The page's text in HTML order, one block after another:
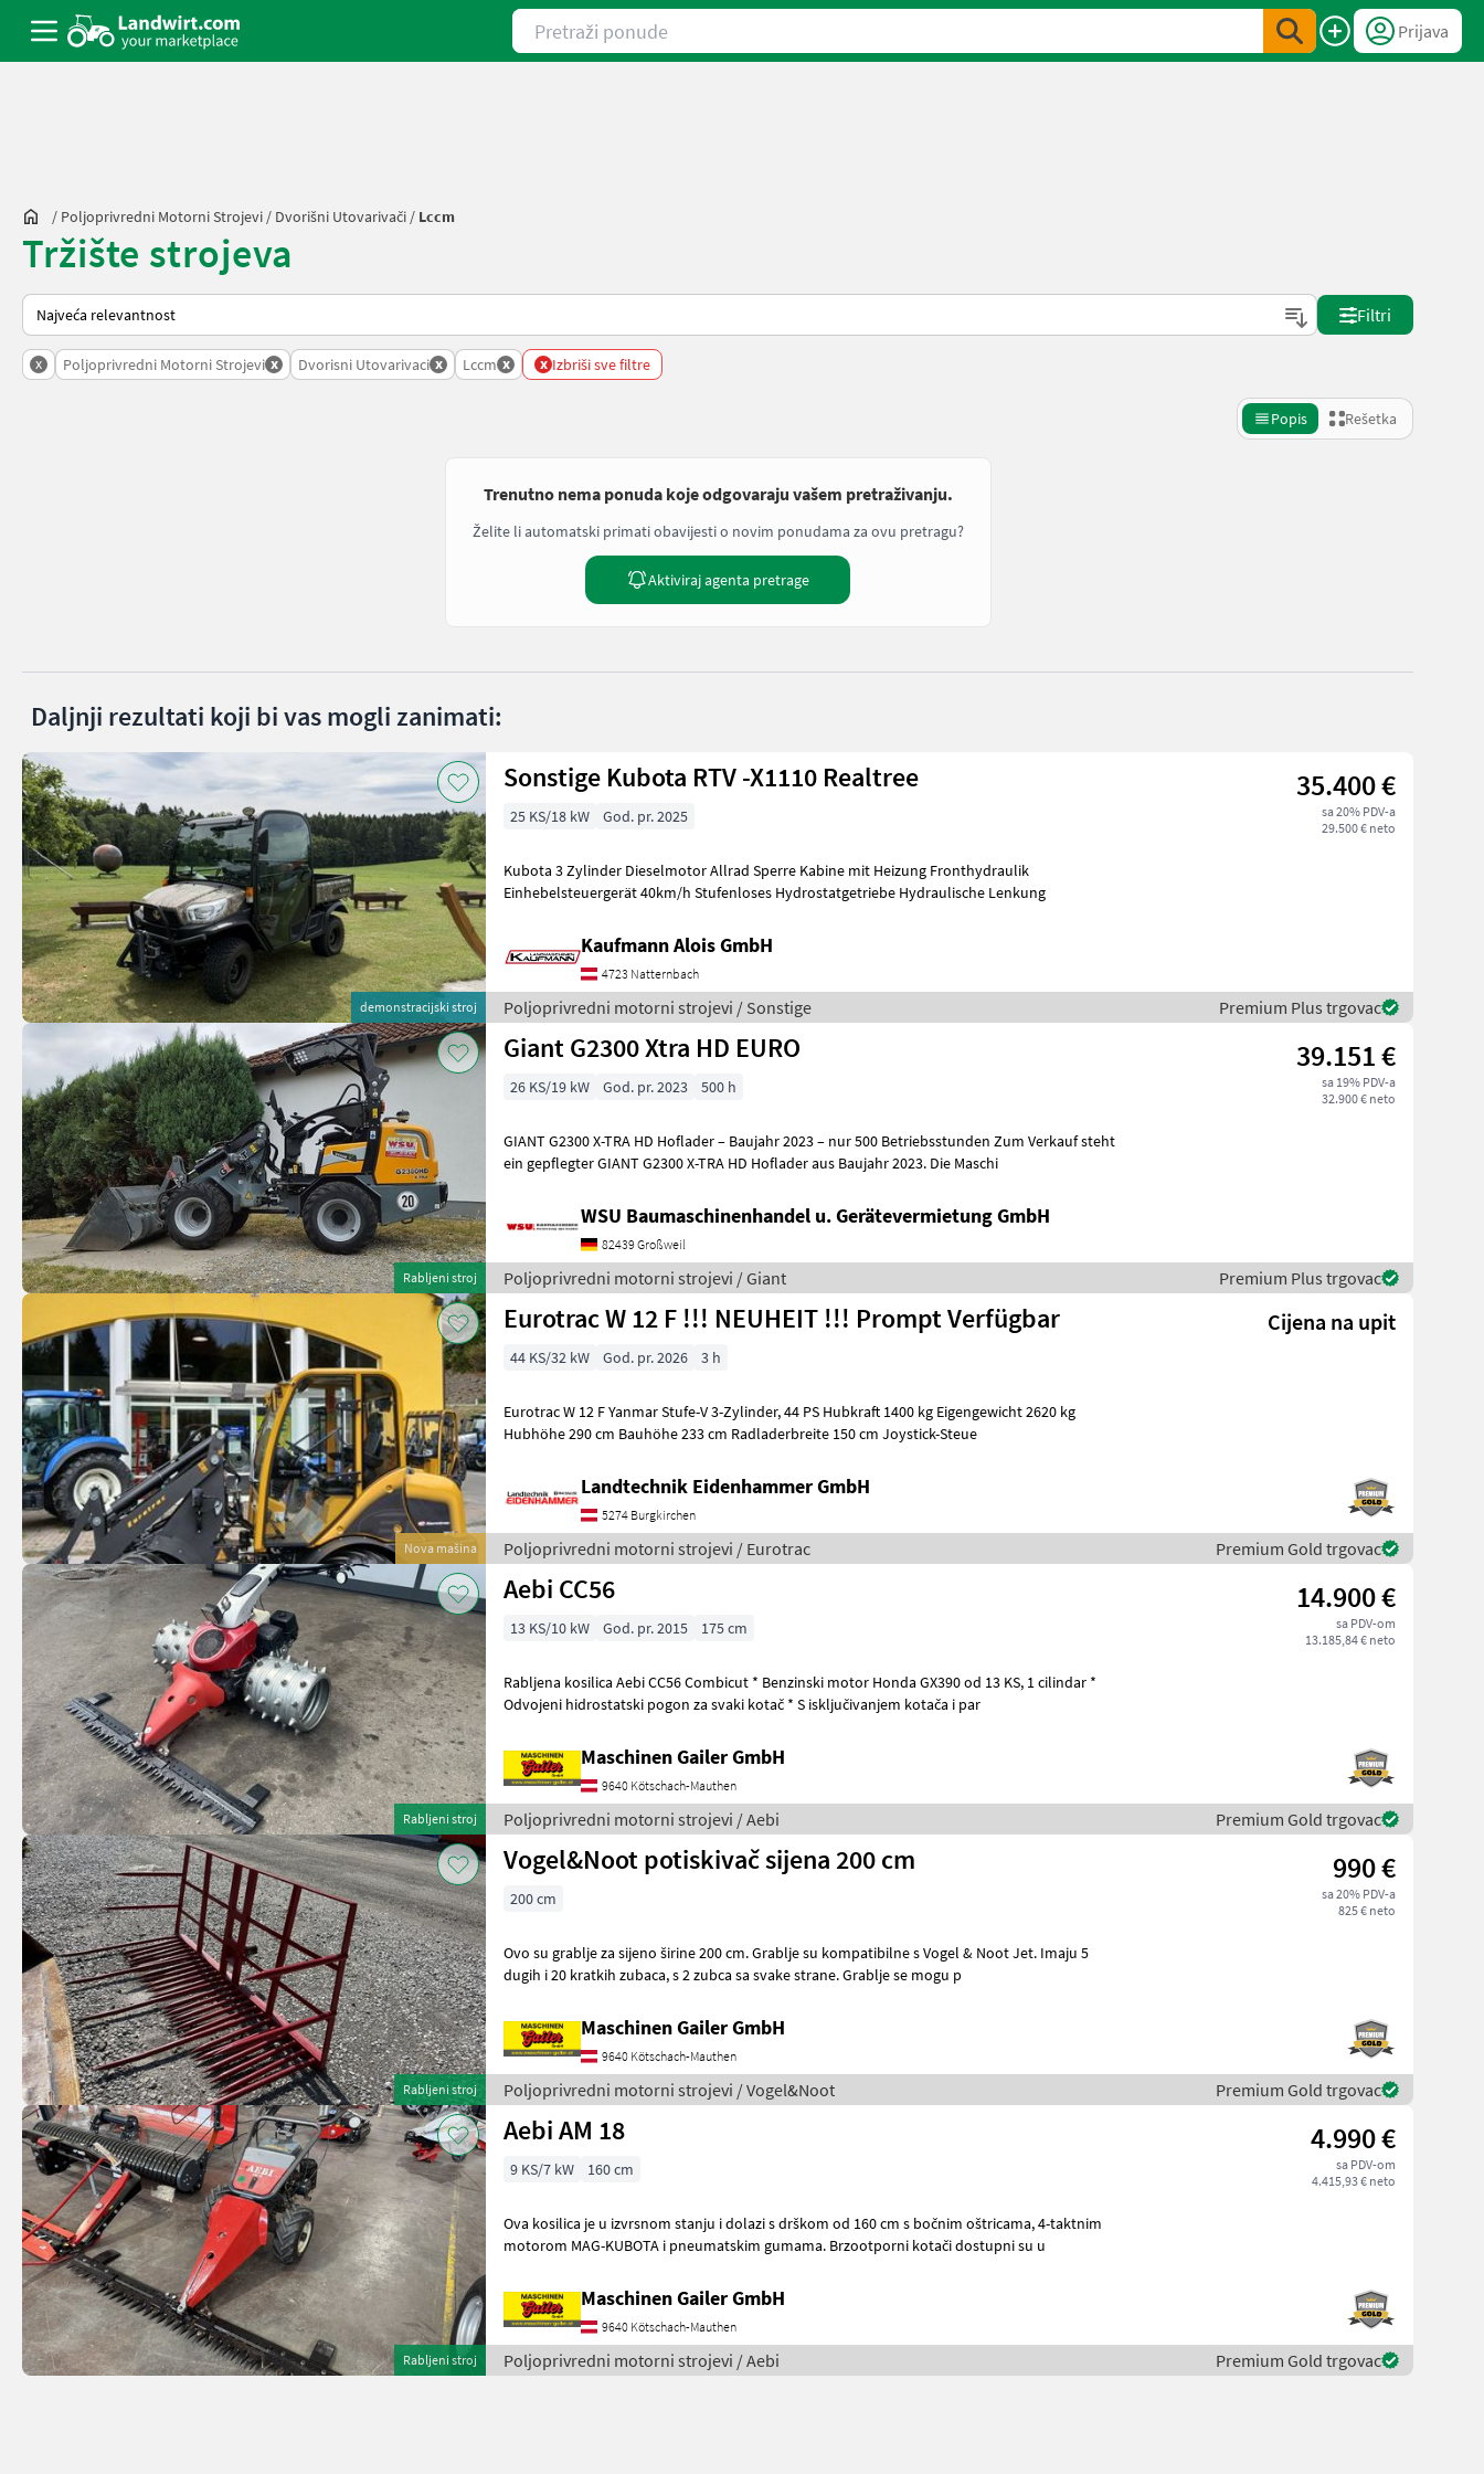
Pretraži ponude
Prijava
/ Poljoprivredni Motorni Strojevi / Dvorišni Utovarivači / Lccm
Tržište strojeva
Tako se sortira na Landwirt.com
Filtri
x Poljoprivredni Motorni Strojevi x Dvorisni Utovarivaci x Lccm x x Izbriši sve filtre
Popis Rešetka
Trenutno nema ponuda koje odgovaraju vašem pretraživanju.
Želite li automatski primati obavijesti o novim ponudama za ovu pretragu?
Aktiviraj agenta pretrage
Daljnji rezultati koji bi vas mogli zanimati:
demonstracijski stroj
Sonstige Kubota RTV -X1110 Realtree 35.400 €
sa 20% PDV-a
29.500 € neto
25 KS/18 kW God. pr. 2025
Kubota 3 Zylinder Dieselmotor Allrad Sperre Kabine mit Heizung Fronthydraulik
Einhebelsteuergerät 40km/h Stufenloses Hydrostatgetriebe Hydraulische Lenkung
Kaufmann Alois GmbH
4723 Natternbach
Poljoprivredni motorni strojevi / Sonstige Premium Plus trgovac
Rabljeni stroj
Giant G2300 Xtra HD EURO 39.151 €
sa 19% PDV-a
32.900 € neto
26 KS/19 kW God. pr. 2023 500 h
GIANT G2300 X-TRA HD Hoflader – Baujahr 2023 – nur 500 Betriebsstunden Zum Verkauf steht
ein gepflegter GIANT G2300 X-TRA HD Hoflader aus Baujahr 2023. Die Maschi
WSU Baumaschinenhandel u. Gerätevermietung GmbH
82439 Großweil
Poljoprivredni motorni strojevi / Giant Premium Plus trgovac
Nova mašina
Eurotrac W 12 F !!! NEUHEIT !!! Prompt Verfügbar Cijena na upit
44 KS/32 kW God. pr. 2026 3 h
Eurotrac W 12 F Yanmar Stufe-V 3-Zylinder, 44 PS Hubkraft 1400 kg Eigengewicht 2620 kg
Hubhöhe 290 cm Bauhöhe 233 cm Radladerbreite 150 cm Joystick-Steue
Landtechnik Eidenhammer GmbH
5274 Burgkirchen
Poljoprivredni motorni strojevi / Eurotrac Premium Gold trgovac
Rabljeni stroj
Aebi CC56 14.900 €
sa PDV-om
13.185,84 € neto
13 KS/10 kW God. pr. 2015 175 cm
Rabljena kosilica Aebi CC56 Combicut * Benzinski motor Honda GX390 od 13 KS, 1 cilindar *
Odvojeni hidrostatski pogon za svaki kotač * S isključivanjem kotača i par
Maschinen Gailer GmbH
9640 Kötschach-Mauthen
Poljoprivredni motorni strojevi / Aebi Premium Gold trgovac
Rabljeni stroj
Vogel&Noot potiskivač sijena 200 cm 990 €
sa 20% PDV-a
825 € neto
200 cm
Ovo su grablje za sijeno širine 200 cm. Grablje su kompatibilne s Vogel & Noot Jet. Imaju 5
dugih i 20 kratkih zubaca, s 2 zubca sa svake strane. Grablje se mogu p
Maschinen Gailer GmbH
9640 Kötschach-Mauthen
Poljoprivredni motorni strojevi / Vogel&Noot Premium Gold trgovac
Rabljeni stroj
Aebi AM 18 4.990 €
sa PDV-om
4.415,93 € neto
9 KS/7 kW 160 cm
Ova kosilica je u izvrsnom stanju i dolazi s drškom od 160 cm s bočnim oštricama, 4-taktnim
motorom MAG-KUBOTA i pneumatskim gumama. Brzootporni kotači dostupni su u
Maschinen Gailer GmbH
9640 Kötschach-Mauthen
Poljoprivredni motorni strojevi / Aebi Premium Gold trgovac